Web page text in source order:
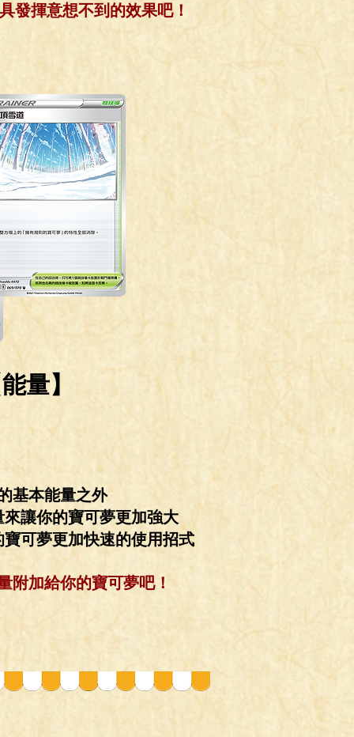
發揮意想不到的效果吧！
量】
基本能量之外
讓你的寶可夢更加強大
寶可夢更加快速的使用招式
附加給你的寶可夢吧！